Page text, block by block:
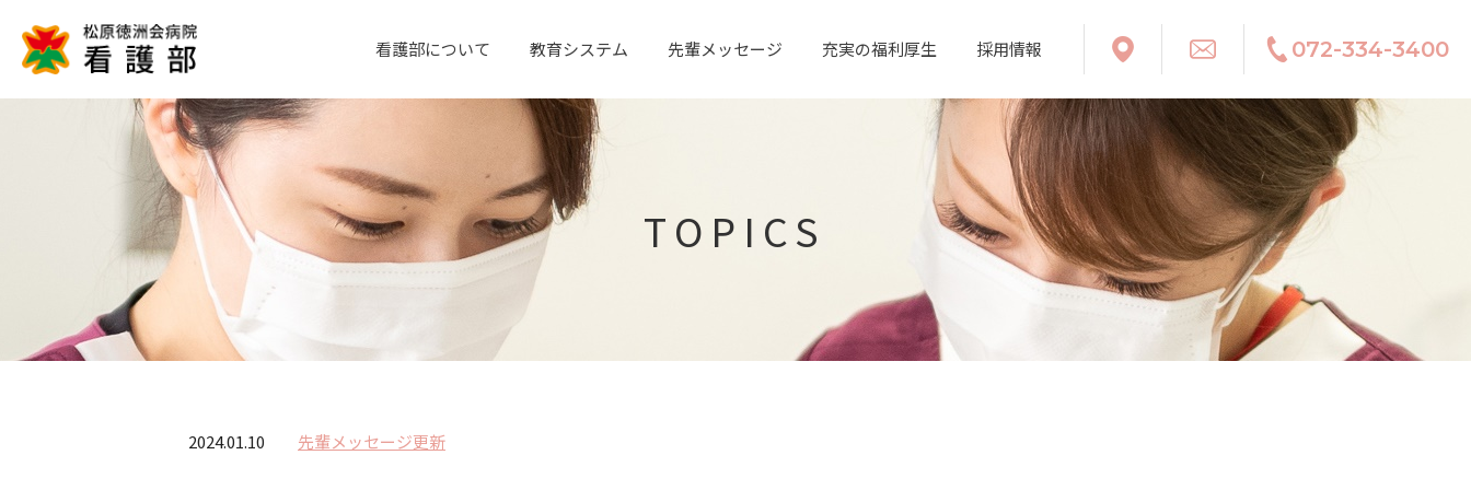
看護部について 教育システム 先輩メッセージ 充実の福利厚生 採用情報 072-334-3400
TOPICS
2024.01.10 先輩メッセージ更新